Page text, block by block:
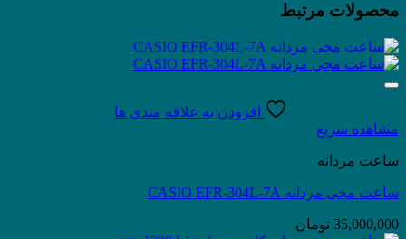
محصولات مرتبط
افزودن به علاقه مندی ها
مشاهده سریع
ساعت مردانه
ساعت مچی مردانه CASIO EFR-304L-7A
35,000,000 تومان